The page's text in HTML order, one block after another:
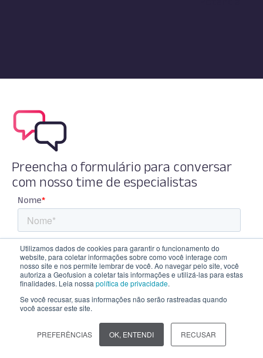
Utilizamos dados de cookies para garantir o funcionamento do
website, para coletar informações sobre como você interage com
nosso site e nos permite lembrar de você. Ao navegar pelo site, você
autoriza a Geofusion a coletar tais informações e utilizá-las para estas
finalidades. Leia nossa política de privacidade.
Se você recusar, suas informações não serão rastreadas quando
você acessar este site.
PREFERÊNCIAS OK, ENTENDI RECUSAR
Preencha o formulário para conversar
com nosso time de especialistas